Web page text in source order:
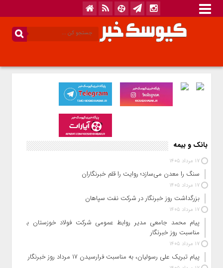
بانک و بیمه
17 مرداد 1405
سنگ را معدن می‌سازد؛ روایت را قلم خبرنگاران
17 مرداد 1405
بزرگداشت روز خبرنگار در شرکت نفت سپاهان
17 مرداد 1405
پیام محمد جامعی مدیر روابط عمومی شرکت فولاد خوزستان به
مناسبت روز خبرنگار
17 مرداد 1405
پیام تبریک علی رسولیان، به مناسبت فرارسیدن ۱۷ مرداد روز خبرنگار